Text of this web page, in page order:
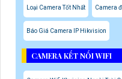
Loại Camera Tốt Nhất Camera
Báo Giá Camera IP Hikvision
CAMERA KẾT NỐI WIFI